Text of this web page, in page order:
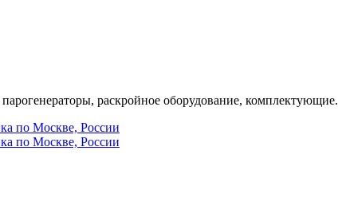
раскройное оборудование, комплектующие.
по Москве, России
по Москве, России